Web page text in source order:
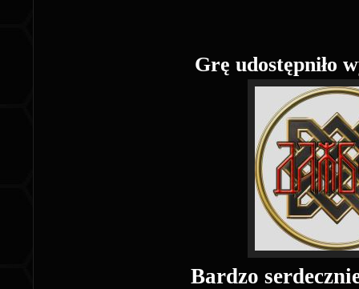
Grę udostępniło
Bardzo